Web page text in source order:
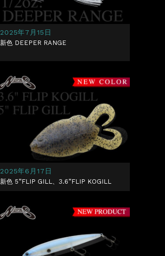
2025年7月15日
新色 DEEPER RANGE
2025年6月17日
新色 5”FLIP GILL、3.6”FLIP KOGILL